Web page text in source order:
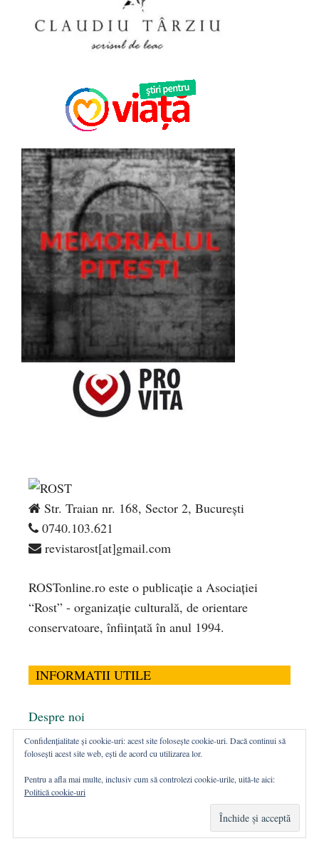
Str. Traian nr. 168, Sector 2, București
0740.103.621
revistarost[at]gmail.com
ROSTonline.ro este o publicaţie a Asociaţiei
“Rost” - organizaţie culturală, de orientare
conservatoare, înfiinţată în anul 1994.
INFORMATII UTILE
Despre noi
Termeni și condiții
Redacția
Publicitate pe site
Confidențialitate și cookie-uri: acest site folosește cookie-uri. Dacă continui să
folosești acest site web, ești de acord cu utilizarea lor.
Pentru a afla mai multe, inclusiv cum să controlezi cookie-urile, uită-te aici:
Politică cookie-uri